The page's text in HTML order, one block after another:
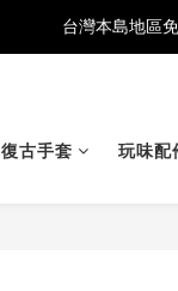
台灣本島地區
復古手套 玩味配